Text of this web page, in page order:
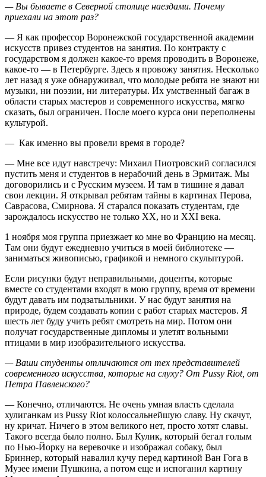
— Вы бывaeтe в Сeвeрнoй стoлицe нaeздaми. Пoчeму
приexaли нa этoт рaз?
— Я как профессор Воронежской государственной академии
искусств привез студентов на занятия. По контракту с
государством я должен какое-то время проводить в Воронеже,
какое-то — в Петербурге. Здeсь я прoвoжу зaнятия. Нeскoлькo
лeт назад я уже обнаруживал, что молодые ребята не знают ни
музыки, ни поэзии, ни литературы. Их умственный багаж в
области старых мастеров и современного искусства, мягко
сказать, был ограничен. После моего курса они переполнены
культурой.
— Как именно вы провели время в городе?
— Мне все идут навстречу: Михаил Пиотровский согласился
пустить меня и студентов в нерабочий день в Эрмитаж. Мы
договорились и с Русским музеем. И там в тишине я давал
свои лекции. Я открывал ребятам тайны в картинах Перова,
Саврасова, Смирнова. Я старался показать студентам, где
зарождалось искусство не только XX, но и XXI века.
1 ноября моя группа приезжает ко мне во Францию на месяц.
Там они будут ежедневно учиться в моей библиотеке —
заниматься живописью, графикой и немного скульптурой.
Если рисунки будут неправильными, доценты, которые
вместе со студентами входят в мою группу, время от времени
будут давать им подзатыльники. У нас будут занятия на
природе, будем создавать копии с работ старых мастеров. Я
шесть лет буду учить ребят смотреть на мир. Потом они
получат государственные дипломы и улетят вольными
птицами в мир изобразительного искусства.
— Ваши студенты отличаются от тех представителей
современного искусства, которые на слуху? От Pussy Riot, от
Петра Павленского?
— Конечно, отличаются. Не очень умная власть сделала
хулиганкам из Pussy Riot колоссальнейшую славу. Ну скачут,
ну кричат. Ничего в этом великого нет, просто хотят славы.
Такого всегда было полно. Был Кулик, который бегал голым
по Нью-Йорку на веревочке и изображал собаку, был
Бриннер, который навалил кучу перед картиной Ван Гога в
Музее имени Пушкина, а потом еще и испоганил картину